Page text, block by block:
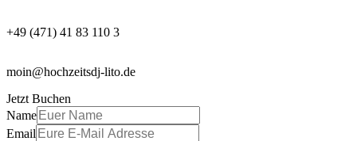
+49 (471) 41 83 110 3
moin@hochzeitsdj-lito.de
Jetzt Buchen
Name
Email